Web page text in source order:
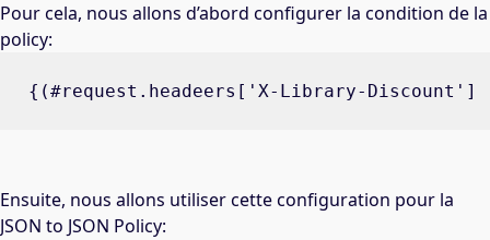
Pour cela, nous allons d’abord configurer la condition de la
policy:
{(#request.headeers['X-Library-
Ensuite, nous allons utiliser cette configuration pour la
JSON to JSON Policy: